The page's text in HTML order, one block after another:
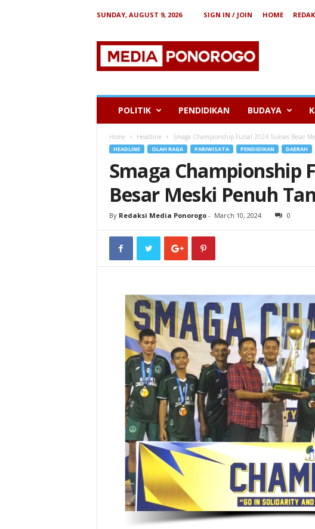
SUNDAY, AUGUST 9, 2026 SIGN IN / JOIN HOME
e
POLITIK PENDIDIKAN BUDAYA
Home Headline Smaga Championship Futsal 2024 Sukses Besar
HEADLINE OLAH RAGA PARIWISATA PENDIDIKAN DAERAH
Smaga Championship
Besar Meski Penuh
By Redaksi Media Ponorogo- March 10, 2024 0